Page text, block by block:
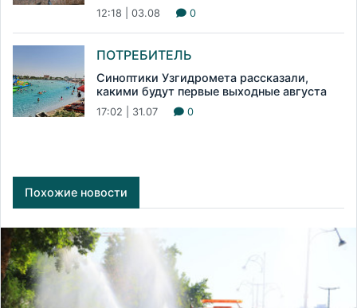
12:18 | 03.08 0
ПОТРЕБИТЕЛЬ
Синоптики Узгидромета рассказали,
какими будут первые выходные августа
17:02 | 31.07 0
Похожие новости